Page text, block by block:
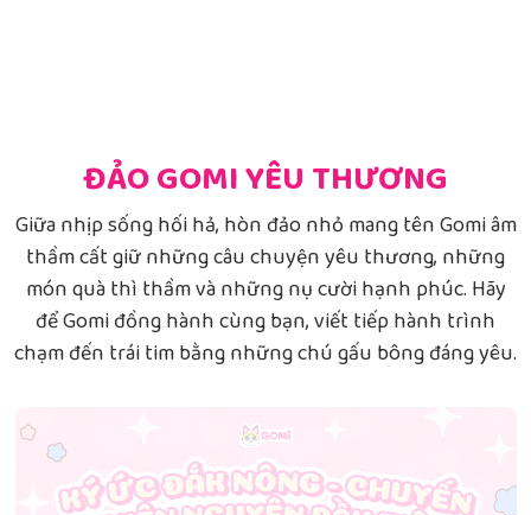
ĐẢO GOMI YÊU THƯƠNG
Giữa nhịp sống hối hả, hòn đảo nhỏ mang tên Gomi âm
thầm cất giữ những câu chuyện yêu thương, những
món quà thì thầm và những nụ cười hạnh phúc. Hãy
để Gomi đồng hành cùng bạn, viết tiếp hành trình
chạm đến trái tim bằng những chú gấu bông đáng yêu.